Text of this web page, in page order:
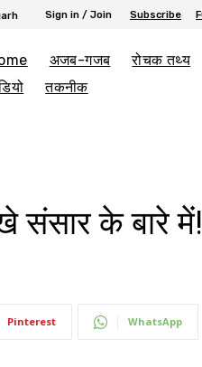
Sign in / Join Subscribe
अजब-गजब रोचक तथ्य
तकनीक
संसार के बारे
Pinterest WhatsApp